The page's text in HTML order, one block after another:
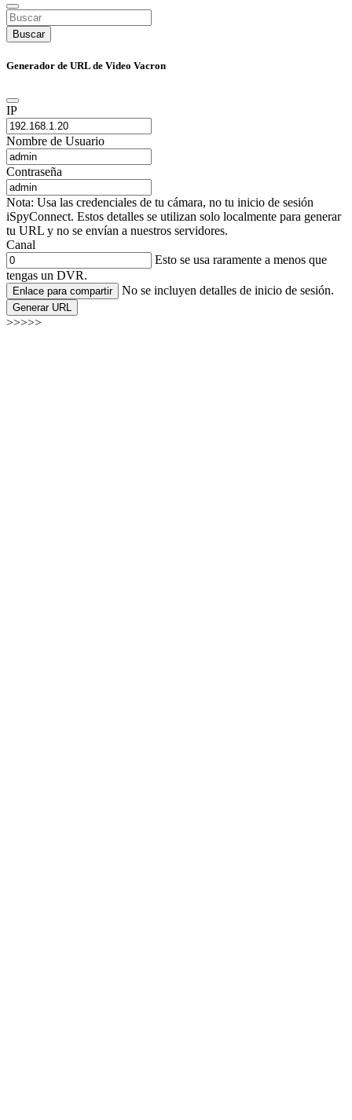
Buscar
Generador de URL de Video Vacron
IP
Nombre de Usuario
Contraseña
Nota: Usa las credenciales de tu cámara, no tu inicio de sesión
iSpyConnect. Estos detalles se utilizan solo localmente para generar
tu URL y no se envían a nuestros servidores.
Canal
Esto se usa raramente a menos que
tengas un DVR.
Enlace para compartir No se incluyen detalles de inicio de sesión.
Generar URL
>>>>>